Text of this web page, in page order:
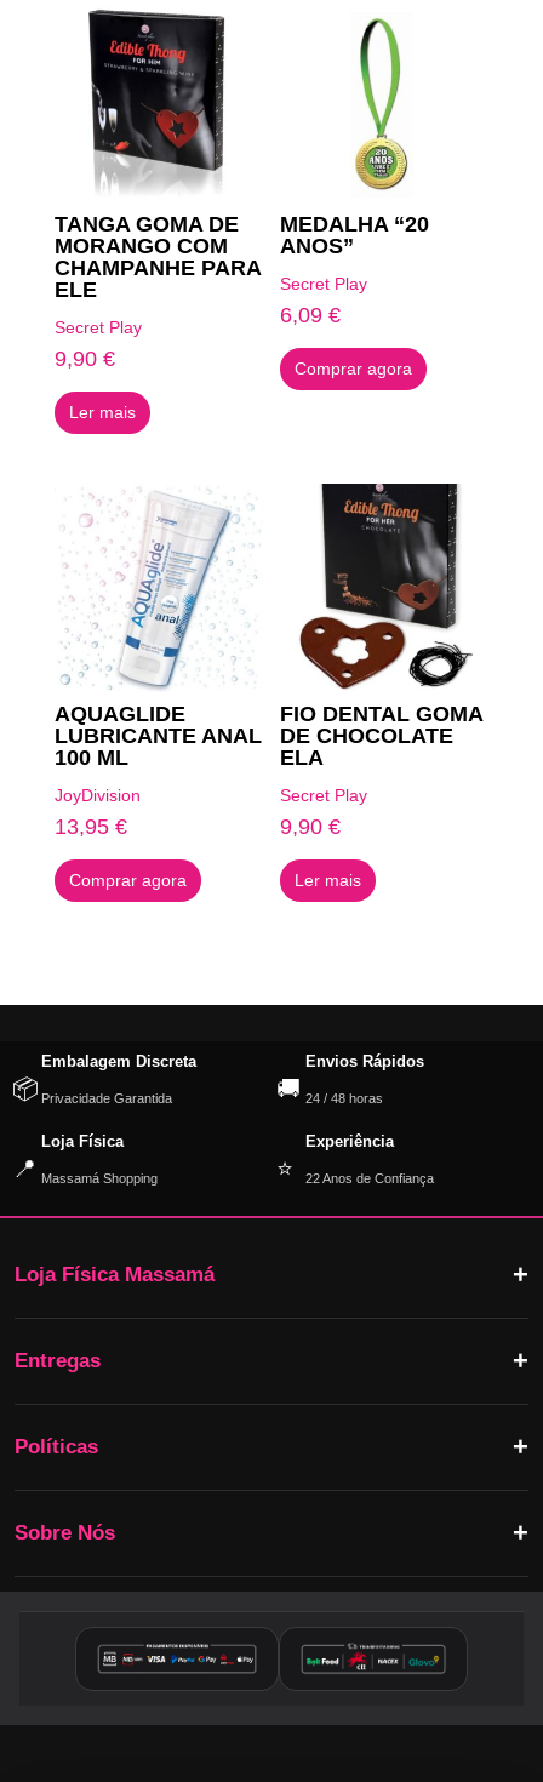
TANGA GOMA DE
MORANGO COM
CHAMPANHE PARA
ELE
Secret Play
9,90 €
Ler mais
MEDALHA “20
ANOS”
Secret Play
6,09€
Comprar agora
AQUAGLIDE
LUBRICANTE ANAL
100 ML
JoyDivision
13,95 €
Comprar agora
FIO DENTAL GOMA
DE CHOCOLATE
ELA
Secret Play
9,90€
Ler mais
📦
Embalagem Discreta
Privacidade Garantida 🚚
Envios Rápidos
24 / 48 horas
📍
Loja Física
Massamá Shopping ⭐
Experiência
22 Anos de Confiança
Loja Física Massamá
Entregas
Políticas
Sobre Nós